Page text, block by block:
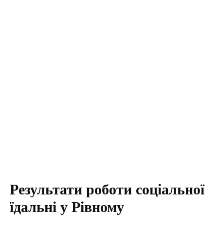
Результати роботи соціальної
їдальні у Рівному